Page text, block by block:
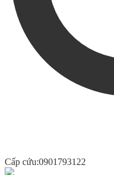
Cấp cứu:0901793122